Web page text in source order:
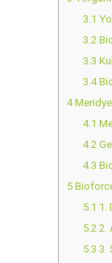
3.1
3.2
3.3
3.4
4
4.1
4.2
4.3
5
5.1 1.
5.22.
5.3 3.